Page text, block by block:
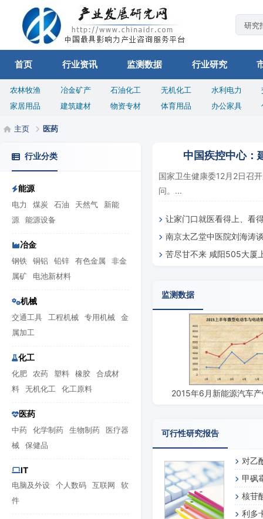
首页 行业资讯 监测数据 行业研究
农林牧渔 冶金矿产 石油化工 无机化工 水利电力
家居用品
建筑建材 物资专材 体育用品 办公家具
主页 医药
行业分类
能源
电力 煤炭 石油 天然气
新能
源
能源设备
冶金
钢铁 铜铝 铅锌 有色金属
非金
属矿
电池新材料
机械
交通工具 工程机械 专用机械
金
属加工
化工
化肥 农药 塑料 橡胶
合成材
料
无机化工 化工原料
医药
中药 化学制药 生物制药
医疗器
械
保健品
IT
电脑及外设 个人数码 互联网
软
件
中国疾控中心：
国家卫生健康委12月2日召
问。...
让家门口就医看得上、看
南京太乙堂中医院刘海涛
大法，核心与治则
苦尽甘不来 咸阳505大厦
监测数据
2015年6月新能源汽车
可行性研究报告
对乙
甲砜
核苷
利多